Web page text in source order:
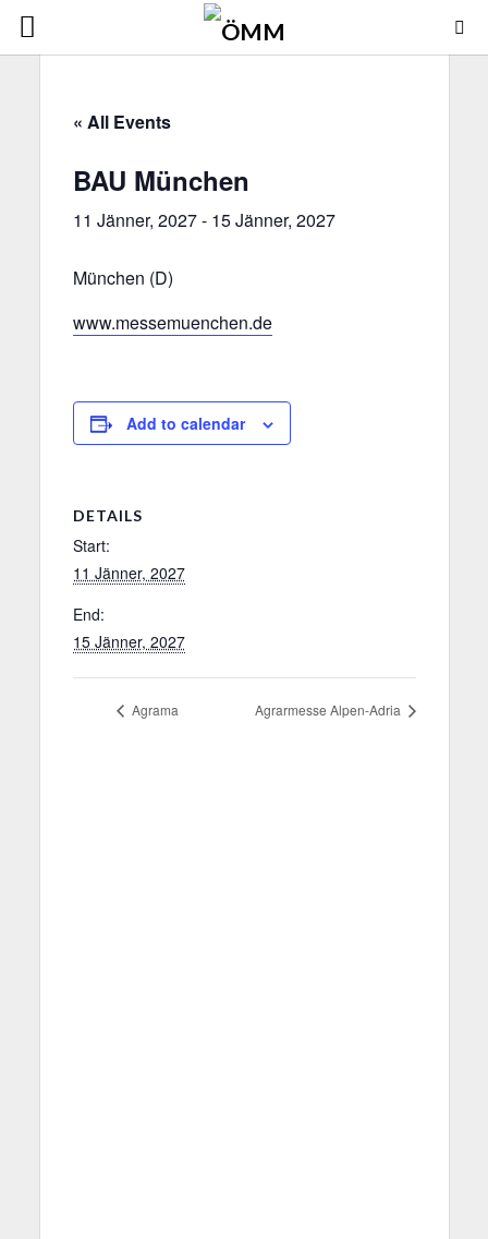
« All Events
BAU München
11 Jänner, 2027- 15 Jänner, 2027
München (D)
www.messemuenchen.de
Add to calendar
DETAILS
Start:
11 Jänner, 2027
End:
15 Jänner, 2027
Agrama Agrarmesse Alpen-Adria